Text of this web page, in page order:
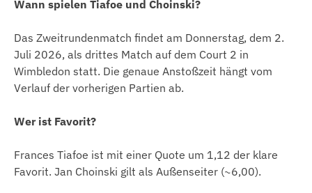
Wann spielen Tiafoe und Choinski?
Das Zweitrundenmatch findet am Donnerstag, dem 2.
Juli 2026, als drittes Match auf dem Court 2 in
Wimbledon statt. Die genaue Anstoßzeit hängt vom
Verlauf der vorherigen Partien ab.
Wer ist Favorit?
Frances Tiafoe ist mit einer Quote um 1,12 der klare
Favorit. Jan Choinski gilt als Außenseiter (~6,00).